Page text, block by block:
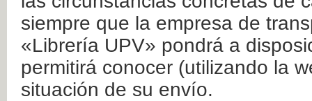
siempre que la empresa de
«Librería UPV» pondrá a
permitirá conocer (utilizando la
situación de su envío.